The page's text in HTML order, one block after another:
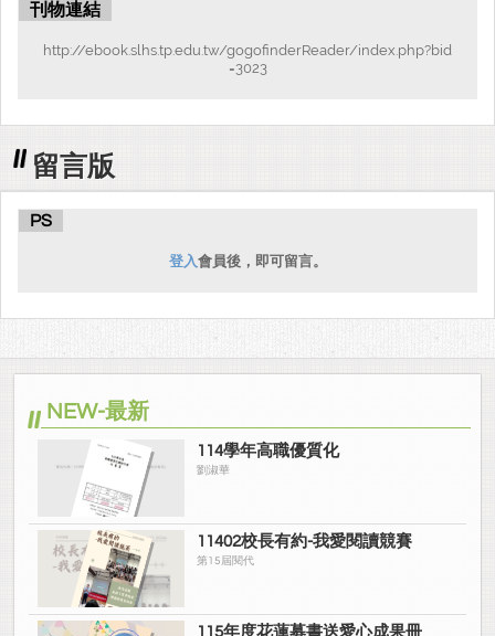
刊物連結
http://ebook.slhs.tp.edu.tw/gogofinderReader/index.php?bid
=3023
留言版
PS
登入會員後，即可留言。
NEW-最新
114學年高職優質化
劉淑華
11402校長有約-我愛閱讀競賽
第15屆閱代
115年度花蓮募書送愛心成果冊